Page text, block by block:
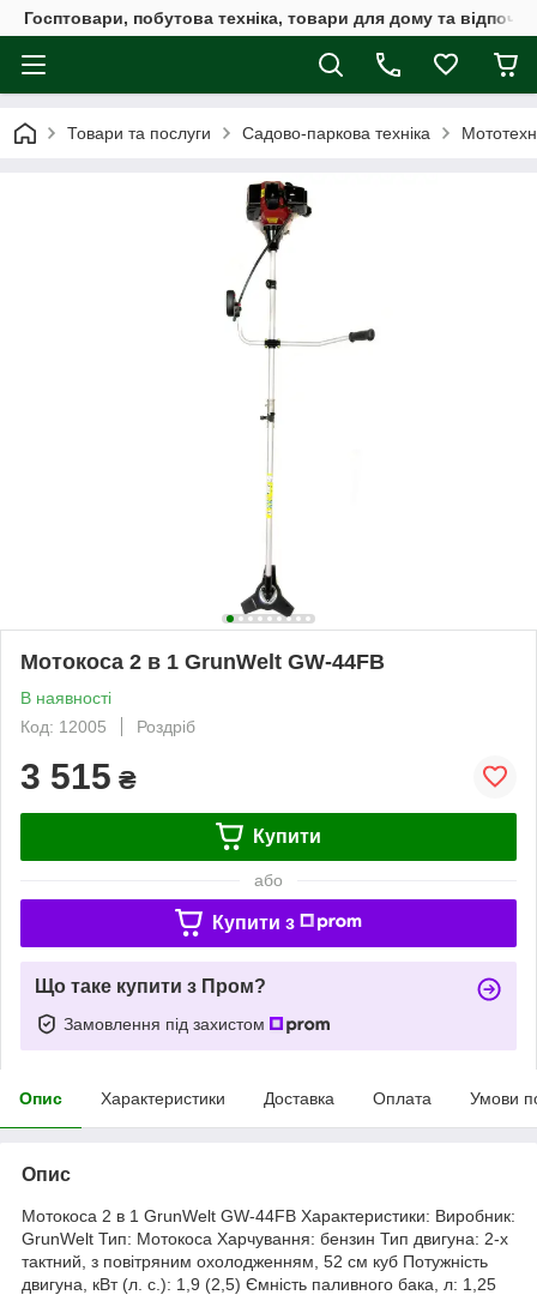
Госптовари, побутова техніка, товари для дому та
Товари та послуги Садово-паркова техніка
Мотокоса 2 в 1 GrunWelt GW-44FB
В наявності
Код: 12005
Роздріб
3 515 ₴
Купити
або
Купити з
Що таке купити з Пром?
Замовлення під захистом
Опис Характеристики Доставка Оплата Умови
Опис
Мотокоса 2 в 1 GrunWelt GW-44FB Характеристики: Виробник:
GrunWelt Тип: Мотокоса Харчування: бензин Тип двигуна: 2-х
тактний, з повітряним охолодженням, 52 см куб Потужність
двигуна, кВт (л. с.): 1,9 (2,5) Ємність паливного бака, л: 1,25